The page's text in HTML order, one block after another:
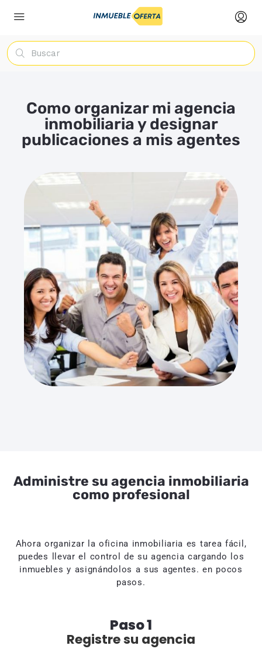
Como organizar mi agencia
inmobiliaria y designar
publicaciones a mis agentes
Administre su agencia inmobiliaria
como profesional
Ahora organizar la oficina inmobiliaria es tarea fácil,
puedes llevar el control de su agencia cargando los
inmuebles y asignándolos a sus agentes. en pocos
pasos.
Paso 1
Registre su agencia